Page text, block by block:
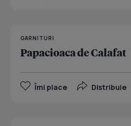
GARNITURI
Papacioaca de Calafat
Îmi place Distribuie